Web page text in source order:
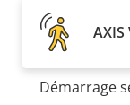
Description
propriété
SE signé
Démarrage